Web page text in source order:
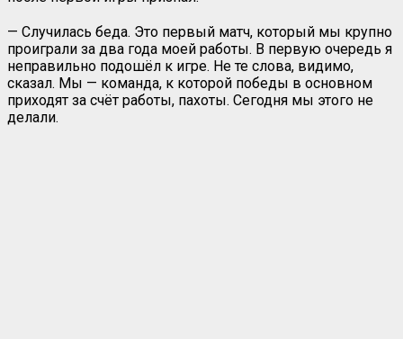
— Cлучилась беда. Это первый матч, который мы крупно
проиграли за два года моей работы. В первую очередь я
неправильно подошёл к игре. Не те слова, видимо,
сказал. Мы — команда, к которой победы в основном
приходят за счёт работы, пахоты. Сегодня мы этого не
делали.